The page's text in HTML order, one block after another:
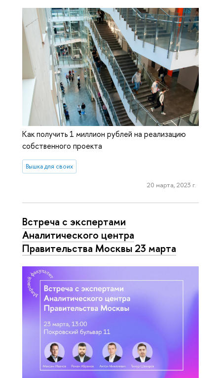
Как получить 1 миллион рублей на реализацию
собственного проекта
Вышка для своих
20 марта, 2023 г.
Встреча с экспертами
Аналитического центра
Правительства Москвы 23 марта